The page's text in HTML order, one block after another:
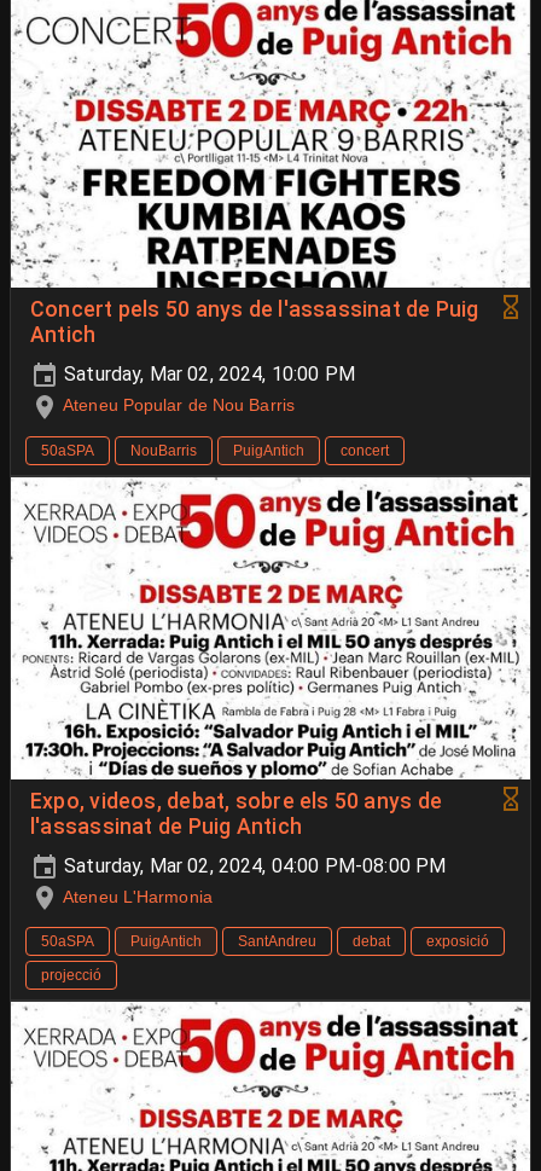
Concert pels 50 anys de l'assassinat de Puig
Antich
Saturday, Mar 02, 2024, 10:00 PM
Ateneu Popular de Nou Barris
50aSPA NouBarris PuigAntich concert
Expo, videos, debat, sobre els 50 anys de
l'assassinat de Puig Antich
Saturday, Mar 02, 2024, 04:00 PM-08:00 PM
Ateneu L'Harmonia
50aSPA PuigAntich SantAndreu debat
exposició
projecció